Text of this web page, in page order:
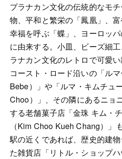
プラナカン文化の伝統的なモ
物、平和と繁栄の「鳳凰」、富
幸福を呼ぶ「蝶」、ヨーロッ
に由来する。小皿、ビーズ細
ラナカン文化のレトロで可愛
コースト・ロード沿いの「ル
Bebe）」や「ルマ・キムチュ
Choo）」、その隣にあるニョ
する老舗菓子店「金珠 キム・
（Kim Choo Kueh Chang）」
駅の近くであれば、歴史的建
た雑貨店「リトル・ショップ